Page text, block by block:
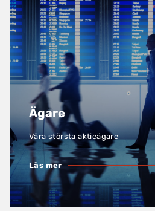
Ägare
Våra största aktieägare
Läs mer